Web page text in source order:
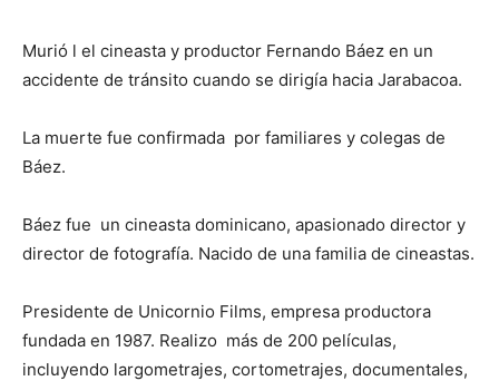
Murió l el cineasta y productor Fernando Báez en un
accidente de tránsito cuando se dirigía hacia Jarabacoa.
La muerte fue confirmada por familiares y colegas de
Báez.
Báez fue un cineasta dominicano, apasionado director y
director de fotografía. Nacido de una familia de cineastas.
Presidente de Unicornio Films, empresa productora
fundada en 1987. Realizo más de 200 películas,
incluyendo largometrajes, cortometrajes, documentales,